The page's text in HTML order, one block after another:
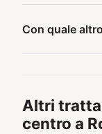
Con quale
Altri
centro a